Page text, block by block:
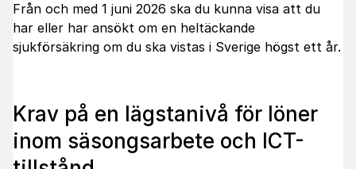
Från och med 1 juni 2026 ska du kunna visa att du
har eller har ansökt om en heltäckande
sjukförsäkring om du ska vistas i Sverige högst ett år.
Krav på en lägstanivå för löner
inom säsongsarbete och ICT-